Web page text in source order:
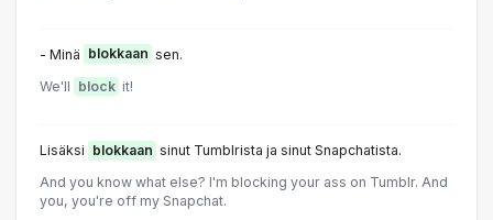
- Minä blokkaan sen.
We'll block it!
Lisäksi blokkaan sinut Tumblrista ja sinut Snapchatista.
And you know what else? I'm blocking your ass on Tumblr. And
you, you're off my Snapchat.